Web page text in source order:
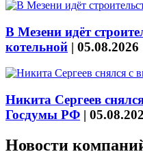
В Мезени идёт
котельной | 05.08.2026
Никита Сергеев
Госдумы РФ |
Новости